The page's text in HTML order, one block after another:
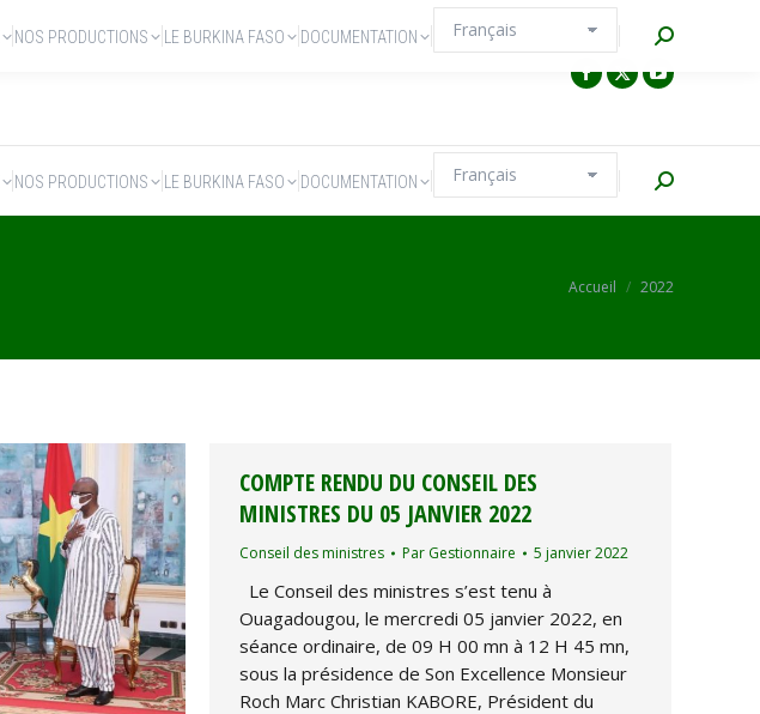
NOS PRODUCTIONS LE BURKINA FASO DOCUMENTATION Recherche
Vous êtes ici :
Accueil 2022
COMPTE RENDU DU CONSEIL DES
MINISTRES DU 05 JANVIER 2022
Conseil des ministres Par Gestionnaire 5 janvier 2022
Le Conseil des ministres s’est tenu à
Ouagadougou, le mercredi 05 janvier 2022, en
séance ordinaire, de 09 H 00 mn à 12 H 45 mn,
sous la présidence de Son Excellence Monsieur
Roch Marc Christian KABORE, Président du
NOS PRODUCTIONS LE BURKINA FASO DOCUMENTATION Recherche